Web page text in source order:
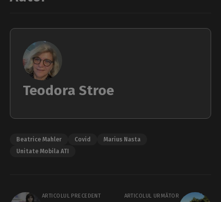
Teodora Stroe
Beatrice Mahler Covid
Marius Nasta
Unitate Mobila ATI
ARTICOLUL PRECEDENT ARTICOLUL URMĂTOR